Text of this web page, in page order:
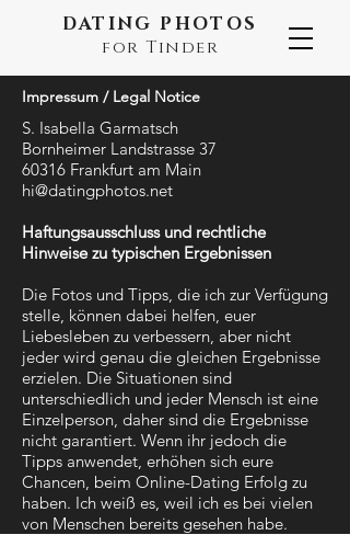
DATING PHOTOS
for Tinder
Impressum / Legal Notice
S. Isabella Garmatsch
Bornheimer Landstrasse 37
60316 Frankfurt am Main
hi@datingphotos.net
Haftungsausschluss und rechtliche
Hinweise zu typischen Ergebnissen
Die Fotos und Tipps, die ich zur Verfügung
stelle, können dabei helfen, euer
Liebesleben zu verbessern, aber nicht
jeder wird genau die gleichen Ergebnisse
erzielen. Die Situationen sind
unterschiedlich und jeder Mensch ist eine
Einzelperson, daher sind die Ergebnisse
nicht garantiert. Wenn ihr jedoch die
Tipps anwendet, erhöhen sich eure
Chancen, beim Online-Dating Erfolg zu
haben. Ich weiß es, weil ich es bei vielen
von Menschen bereits gesehen habe.